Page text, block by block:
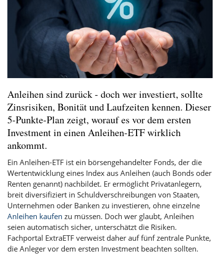
Anleihen sind zurück - doch wer investiert, sollte
Zinsrisiken, Bonität und Laufzeiten kennen. Dieser
5-Punkte-Plan zeigt, worauf es vor dem ersten
Investment in einen Anleihen-ETF wirklich
ankommt.
Ein Anleihen-ETF ist ein börsengehandelter Fonds, der die
Wertentwicklung eines Index aus Anleihen (auch Bonds oder
Renten genannt) nachbildet. Er ermöglicht Privatanlegern,
breit diversifiziert in Schuldverschreibungen von Staaten,
Unternehmen oder Banken zu investieren, ohne einzelne
Anleihen kaufen zu müssen. Doch wer glaubt, Anleihen
seien automatisch sicher, unterschätzt die Risiken.
Fachportal ExtraETF verweist daher auf fünf zentrale Punkte,
die Anleger vor dem ersten Investment beachten sollten.